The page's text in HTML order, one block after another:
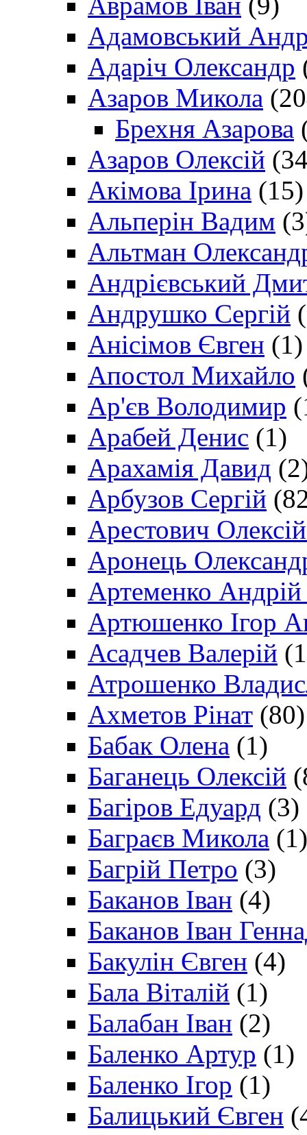
Адамовський
Адаріч Олександр
Азаров Микола
Брехня Азарова
Азаров Олексій
Акімова Ірина (15)
Альперін Вадим
Альтман
Андрієвський
Андрушко Сергій
Анісімов Євген (1)
Апостол Михайло
Ар'єв Володимир
Арабей Денис (1)
Арахамія Давид
Арбузов Сергій
Арестович
Аронець
Артеменко Андрій
Артюшенко Ігор
Асадчев Валерій
Атрошенко
Ахметов Рінат (80)
Бабак Олена (1)
Баганець Олексій
Багіров Едуард (3)
Баграєв Микола (1)
Багрій Петро (3)
Баканов Іван (4)
Баканов Іван
Бакулін Євген (4)
Бала Віталій (1)
Балабан Іван (2)
Баленко Артур (1)
Баленко Ігор (1)
Балицький Євген